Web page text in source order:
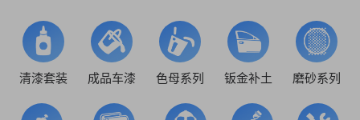
清漆套装 成品车漆 色母系列 钣金补土 磨砂系列